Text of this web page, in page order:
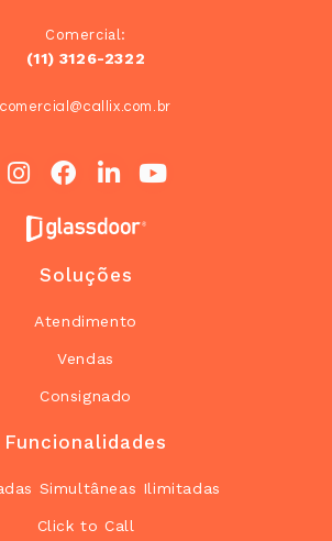
Comercial:
(11) 3126-2322
comercial@callix.com.br
Soluções
Atendimento
Vendas
Consignado
Funcionalidades
Simultâneas Ilimitadas
Click to Call